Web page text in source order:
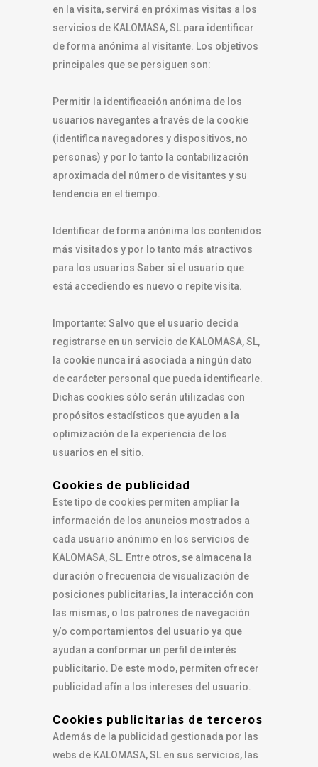
en la visita, servirá en próximas visitas a los
servicios de KALOMASA, SL para identificar
de forma anónima al visitante. Los objetivos
principales que se persiguen son:
Permitir la identificación anónima de los
usuarios navegantes a través de la cookie
(identifica navegadores y dispositivos, no
personas) y por lo tanto la contabilización
aproximada del número de visitantes y su
tendencia en el tiempo.
Identificar de forma anónima los contenidos
más visitados y por lo tanto más atractivos
para los usuarios Saber si el usuario que
está accediendo es nuevo o repite visita.
Importante: Salvo que el usuario decida
registrarse en un servicio de KALOMASA, SL,
la cookie nunca irá asociada a ningún dato
de carácter personal que pueda identificarle.
Dichas cookies sólo serán utilizadas con
propósitos estadísticos que ayuden a la
optimización de la experiencia de los
usuarios en el sitio.
Cookies de publicidad
Este tipo de cookies permiten ampliar la
información de los anuncios mostrados a
cada usuario anónimo en los servicios de
KALOMASA, SL. Entre otros, se almacena la
duración o frecuencia de visualización de
posiciones publicitarias, la interacción con
las mismas, o los patrones de navegación
y/o comportamientos del usuario ya que
ayudan a conformar un perfil de interés
publicitario. De este modo, permiten ofrecer
publicidad afín a los intereses del usuario.
Cookies publicitarias de terceros
Además de la publicidad gestionada por las
webs de KALOMASA, SL en sus servicios, las